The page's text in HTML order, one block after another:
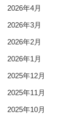
2026年4月
2026年3月
2026年2月
2026年1月
2025年12月
2025年11月
2025年10月